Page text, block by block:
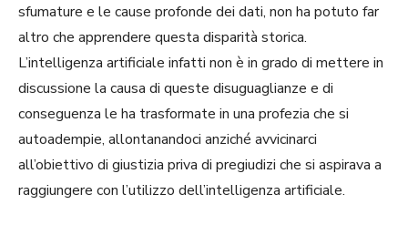
sfumature e le cause profonde dei dati, non ha potuto far
altro che apprendere questa disparità storica.
L’intelligenza artificiale infatti non è in grado di mettere in
discussione la causa di queste disuguaglianze e di
conseguenza le ha trasformate in una profezia che si
autoadempie, allontanandoci anziché avvicinarci
all’obiettivo di giustizia priva di pregiudizi che si aspirava a
raggiungere con l’utilizzo dell’intelligenza artificiale.